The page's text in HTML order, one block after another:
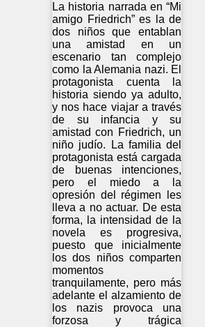
La historia narrada en “Mi
amigo Friedrich” es la de
dos niños que entablan
una amistad en un
escenario tan complejo
como la Alemania nazi. El
protagonista cuenta la
historia siendo ya adulto,
y nos hace viajar a través
de su infancia y su
amistad con Friedrich, un
niño judío. La familia del
protagonista está cargada
de buenas intenciones,
pero el miedo a la
opresión del régimen les
lleva a no actuar. De esta
forma, la intensidad de la
novela es progresiva,
puesto que inicialmente
los dos niños comparten
momentos
tranquilamente, pero más
adelante el alzamiento de
los nazis provoca una
forzosa y trágica